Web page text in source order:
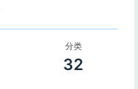
分类
32